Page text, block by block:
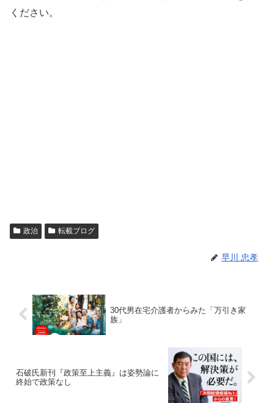
ください。
政治 転載ブログ
早川 忠孝
30代男在宅介護者からみた「万引き家
族」
石破氏新刊『政策至上主義』は姿勢論に
終始で政策なし